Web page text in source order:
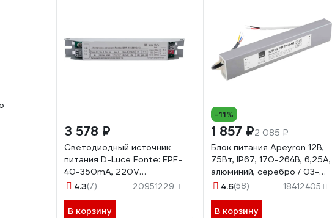
3 578 ₽
Светодиодный источник
питания D-Luce Fonte: EPF-
40-350mA, 220V
4673726689819
4.3(7) 20951229
В корзину
-11%
1 857 ₽2 085 ₽
Блок питания Apeyron 12В,
75Вт, IP67, 170-264В, 6,25А,
алюминий, серебро / 03-
1054.6(58) 18412405
В корзину